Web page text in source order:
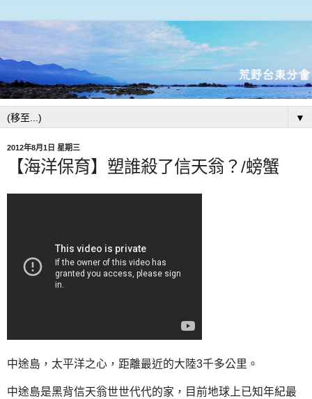
▼
2012年8月1日 星期三
【海洋保育】塑誰殺了信天翁？/螃蟹
中途島，太平洋之心，距離最近的大陸3千多公里。
中途島是黑背信天翁世世代代的家，目前地球上已知年紀最